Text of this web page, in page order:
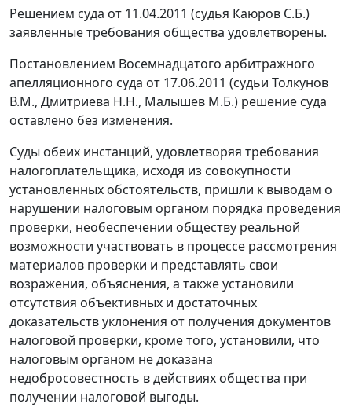
Решением суда от 11.04.2011 (судья Каюров С.Б.)
заявленные требования общества удовлетворены.
Постановлением Восемнадцатого арбитражного
апелляционного суда от 17.06.2011 (судьи Толкунов
В.М., Дмитриева Н.Н., Малышев М.Б.) решение суда
оставлено без изменения.
Суды обеих инстанций, удовлетворяя требования
налогоплательщика, исходя из совокупности
установленных обстоятельств, пришли к выводам о
нарушении налоговым органом порядка проведения
проверки, необеспечении обществу реальной
возможности участвовать в процессе рассмотрения
материалов проверки и представлять свои
возражения, объяснения, а также установили
отсутствия объективных и достаточных
доказательств уклонения от получения документов
налоговой проверки, кроме того, установили, что
налоговым органом не доказана
недобросовестность в действиях общества при
получении налоговой выгоды.